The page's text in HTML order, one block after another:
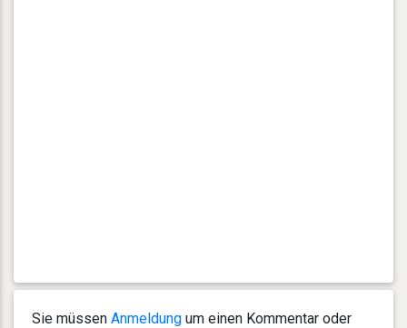
Sie müssen Anmeldung um einen Kommentar oder